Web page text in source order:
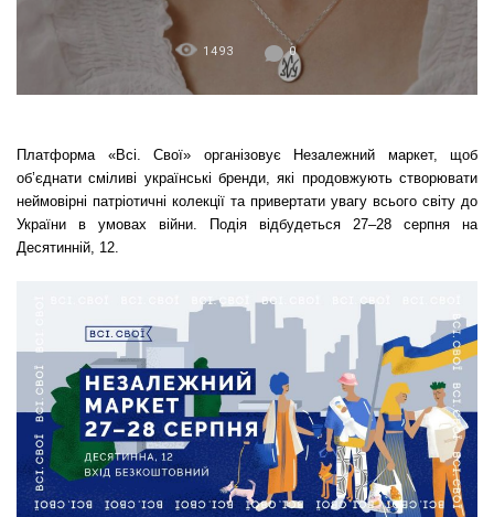
1493 0
Платформа «Всі. Свої» організовує Незалежний маркет, щоб
об’єднати сміливі українські бренди, які продовжують створювати
неймовірні патріотичні колекції та привертати увагу всього світу до
України в умовах війни. Подія відбудеться 27–28 серпня на
Десятинній, 12.